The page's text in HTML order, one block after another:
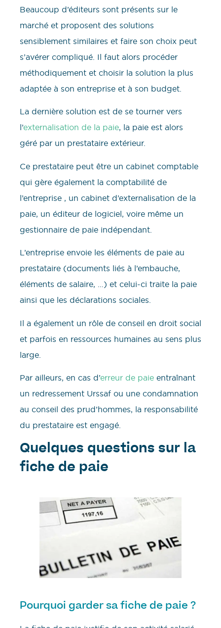
Beaucoup d’éditeurs sont présents sur le
marché et proposent des solutions
sensiblement similaires et faire son choix peut
s’avérer compliqué. Il faut alors procéder
méthodiquement et choisir la solution la plus
adaptée à son entreprise et à son budget.
La dernière solution est de se tourner vers
l’externalisation de la paie, la paie est alors
géré par un prestataire extérieur.
Ce prestataire peut être un cabinet comptable
qui gère également la comptabilité de
l’entreprise , un cabinet d’externalisation de la
paie, un éditeur de logiciel, voire même un
gestionnaire de paie indépendant.
L’entreprise envoie les éléments de paie au
prestataire (documents liés à l’embauche,
éléments de salaire, …) et celui-ci traite la paie
ainsi que les déclarations sociales.
Il a également un rôle de conseil en droit social
et parfois en ressources humaines au sens plus
large.
Par ailleurs, en cas d’erreur de paie entraînant
un redressement Urssaf ou une condamnation
au conseil des prud’hommes, la responsabilité
du prestataire est engagé.
Quelques questions sur la
fiche de paie
Pourquoi garder sa fiche de paie ?